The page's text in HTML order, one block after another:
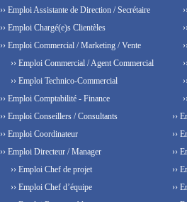
›› Emploi Assistante de Direction / Secrétaire
›› Emploi Chargé(e)s Clientèles
›› Emploi Commercial / Marketing / Vente
›› Emploi Commercial / Agent Commercial
›› Emploi Technico-Commercial
›› Emploi Comptabilité - Finance
›› Emploi Conseillers / Consultants
›› Emploi Coordinateur
›› Emploi Directeur / Manager
›› Emploi Chef de projet
›› Emploi Chef d’équipe
››
››
››
››
››